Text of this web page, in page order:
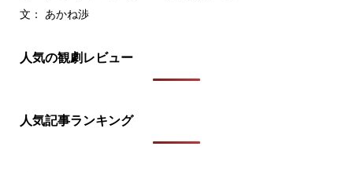
文： あかね渉
人気の観劇レビュー
人気記事ランキング